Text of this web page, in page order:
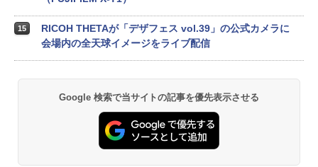
15
RICOH THETAが「デザフェス vol.39」の公式カメラに
会場内の全天球イメージをライブ配信
Google 検索で当サイトの記事を優先表示させる